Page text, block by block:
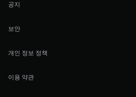
공지
보안
개인 정보 정책
이용 약관